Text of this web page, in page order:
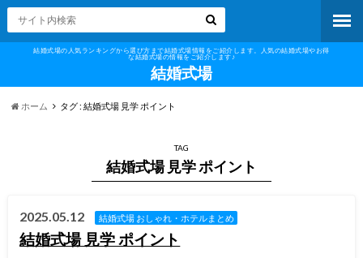
結婚式場の人気ランキングから選び方まで結婚式場情報をご紹介します。人気の結婚式場やお得
な結婚式場の情報をご紹介します♪
結婚式場
ホーム タグ : 結婚式場 見学 ポイント
TAG
結婚式場 見学 ポイント
2025.05.12 結婚式場 おしゃれ・ホテルまとめ
結婚式場 見学 ポイント